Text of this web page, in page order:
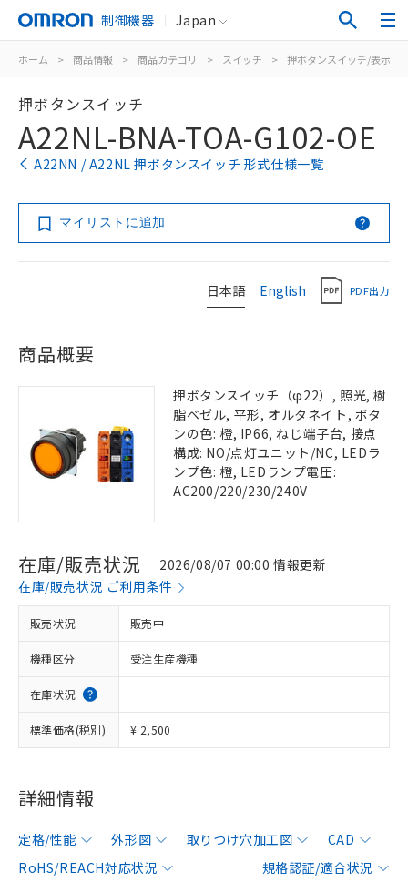
制御機器 Japan
ホーム > 商品情報 > 商品カテゴリ > スイッチ > 押ボタンスイッチ/表示灯
押ボタンスイッチ
A22NL-BNA-TOA-G102-OE
A22NN / A22NL 押ボタンスイッチ 形式仕様一覧
マイリストに追加
日本語 English PDF出力
商品概要
押ボタンスイッチ（φ22）, 照光, 樹
脂ベゼル, 平形, オルタネイト, ボタ
ンの色: 橙, IP66, ねじ端子台, 接点
構成: NO/点灯ユニット/NC, LEDラ
ンプ色: 橙, LEDランプ電圧:
AC200/220/230/240V
在庫/販売状況
2026/08/07 00:00 情報更新
在庫/販売状況 ご利用条件
販売状況 販売中
機種区分 受注生産機種
在庫状況
標準価格(税別) ¥ 2,500
詳細情報
定格/性能 外形図 取りつけ穴加工図
CAD
RoHS/REACH対応状況
規格認証/適合状況